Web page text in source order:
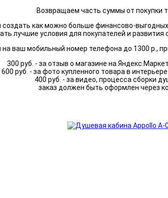
Возвращаем часть суммы от покупки
создать как можно больше финансово-
лучшие условия для покупателей и
ваш мобильный номер телефона до 1300 р.,
300 руб. - за отзыв о магазине на
600 руб. - за фото купленного товара в
400 руб. - за видео, процесса сборки
заказ должен быть оформлен через